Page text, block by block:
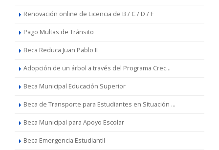
Renovación online de Licencia de B / C / D / F
Pago Multas de Tránsito
Beca Reduca Juan Pablo II
Adopción de un árbol a través del Programa Crec...
Beca Municipal Educación Superior
Beca de Transporte para Estudiantes en Situación ...
Beca Municipal para Apoyo Escolar
Beca Emergencia Estudiantil